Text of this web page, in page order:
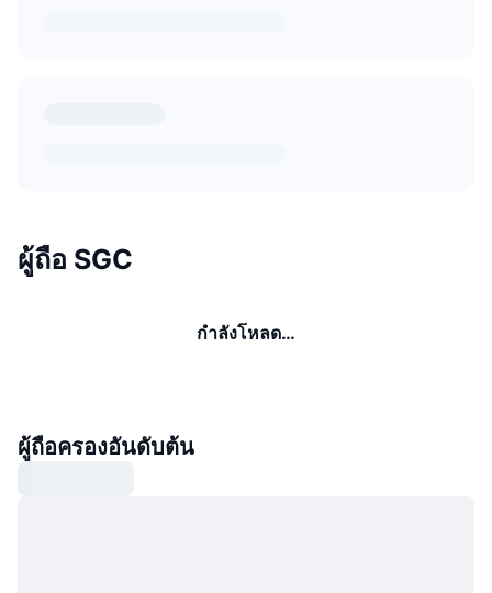
ผู้ถือ SGC
กำลังโหลด…
ผู้ถือครองอันดับต้น